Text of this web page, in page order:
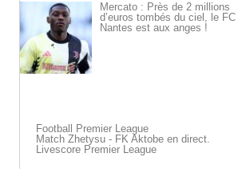
Mercato : Près de 2 millions
d’euros tombés du ciel, le FC
Nantes est aux anges !
Football Premier League
Match Zhetysu - FK Aktobe en direct.
Livescore Premier League